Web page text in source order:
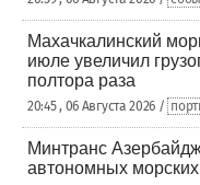
Махачкалинский
июле увеличил
полтора раза
20:45 , 06 Августа 2026 /
Минтранс
автономных морских